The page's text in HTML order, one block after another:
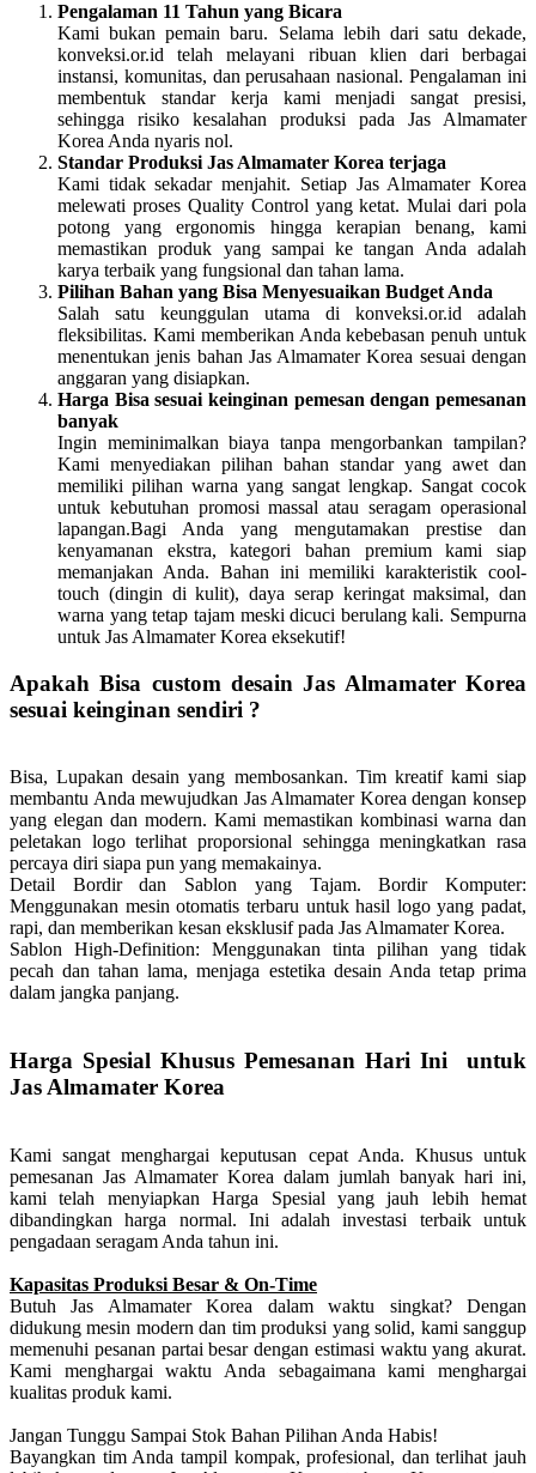
Pengalaman 11 Tahun yang Bicara
Kami bukan pemain baru. Selama lebih dari satu dekade,
konveksi.or.id telah melayani ribuan klien dari berbagai
instansi, komunitas, dan perusahaan nasional. Pengalaman ini
membentuk standar kerja kami menjadi sangat presisi,
sehingga risiko kesalahan produksi pada Jas Almamater
Korea Anda nyaris nol.
Standar Produksi Jas Almamater Korea terjaga
Kami tidak sekadar menjahit. Setiap Jas Almamater Korea
melewati proses Quality Control yang ketat. Mulai dari pola
potong yang ergonomis hingga kerapian benang, kami
memastikan produk yang sampai ke tangan Anda adalah
karya terbaik yang fungsional dan tahan lama.
Pilihan Bahan yang Bisa Menyesuaikan Budget Anda
Salah satu keunggulan utama di konveksi.or.id adalah
fleksibilitas. Kami memberikan Anda kebebasan penuh untuk
menentukan jenis bahan Jas Almamater Korea sesuai dengan
anggaran yang disiapkan.
Harga Bisa sesuai keinginan pemesan dengan pemesanan
banyak
Ingin meminimalkan biaya tanpa mengorbankan tampilan?
Kami menyediakan pilihan bahan standar yang awet dan
memiliki pilihan warna yang sangat lengkap. Sangat cocok
untuk kebutuhan promosi massal atau seragam operasional
lapangan.Bagi Anda yang mengutamakan prestise dan
kenyamanan ekstra, kategori bahan premium kami siap
memanjakan Anda. Bahan ini memiliki karakteristik cool-
touch (dingin di kulit), daya serap keringat maksimal, dan
warna yang tetap tajam meski dicuci berulang kali. Sempurna
untuk Jas Almamater Korea eksekutif!
Apakah Bisa custom desain Jas Almamater Korea
sesuai keinginan sendiri ?
Bisa, Lupakan desain yang membosankan. Tim kreatif kami siap
membantu Anda mewujudkan Jas Almamater Korea dengan konsep
yang elegan dan modern. Kami memastikan kombinasi warna dan
peletakan logo terlihat proporsional sehingga meningkatkan rasa
percaya diri siapa pun yang memakainya.
Detail Bordir dan Sablon yang Tajam.Bordir Komputer:
Menggunakan mesin otomatis terbaru untuk hasil logo yang padat,
rapi, dan memberikan kesan eksklusif pada Jas Almamater Korea.
Sablon High-Definition: Menggunakan tinta pilihan yang tidak
pecah dan tahan lama, menjaga estetika desain Anda tetap prima
dalam jangka panjang.
Harga Spesial Khusus Pemesanan Hari Ini untuk
Jas Almamater Korea
Kami sangat menghargai keputusan cepat Anda. Khusus untuk
pemesanan Jas Almamater Korea dalam jumlah banyak hari ini,
kami telah menyiapkan Harga Spesial yang jauh lebih hemat
dibandingkan harga normal. Ini adalah investasi terbaik untuk
pengadaan seragam Anda tahun ini.
Kapasitas Produksi Besar & On-Time
Butuh Jas Almamater Korea dalam waktu singkat? Dengan
didukung mesin modern dan tim produksi yang solid, kami sanggup
memenuhi pesanan partai besar dengan estimasi waktu yang akurat.
Kami menghargai waktu Anda sebagaimana kami menghargai
kualitas produk kami.
Jangan Tunggu Sampai Stok Bahan Pilihan Anda Habis!
Bayangkan tim Anda tampil kompak, profesional, dan terlihat jauh